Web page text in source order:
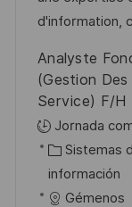
l
c
c
i
ó
n
d'information,
Analyste
(Gestion
Service) F/H
Jornada
C
a
t
Sistemas
información
Gémenos